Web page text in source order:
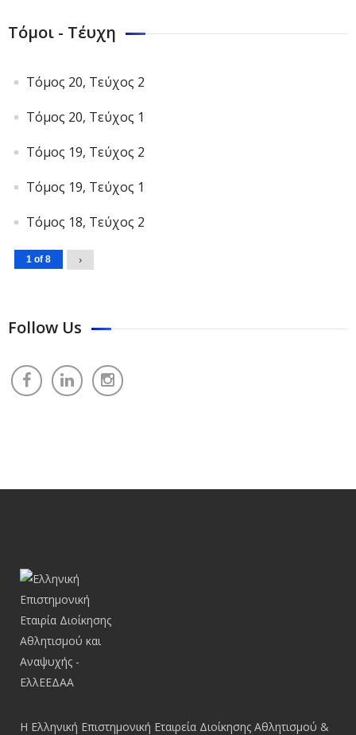
Τόμοι - Τέυχη
Τόμος 20, Τεύχος 2
Τόμος 20, Τεύχος 1
Τόμος 19, Τεύχος 2
Τόμος 19, Τεύχος 1
Τόμος 18, Τεύχος 2
1 of 8 ›
Follow Us
Η Ελληνική Επιστημονική Εταιρεία Διοίκησης Αθλητισμού &